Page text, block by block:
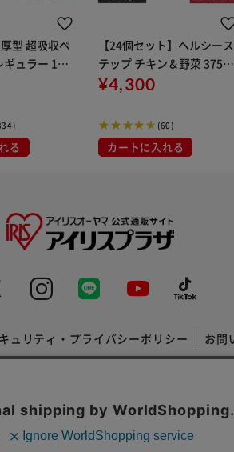
型 超吸収ペ
ュラー 116
る
【24個セット】ヘルシース
テップ チキン＆野菜 375g
P-HLC-CV 犬 ウェットフー
¥4,300
(60)
カートに入れる
ュリティ・プライバシーポリシー お問